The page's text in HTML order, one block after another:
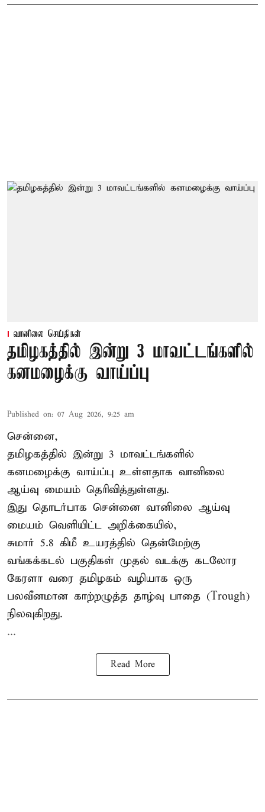
வானிலை செய்திகள்
தமிழகத்தில் இன்று 3 மாவட்டங்களில்
கனமழைக்கு வாய்ப்பு
Published on: 07 Aug 2026, 9:25 am
சென்னை,
தமிழகத்தில் இன்று 3 மாவட்டங்களில்
கனமழைக்கு வாய்ப்பு உள்ளதாக வானிலை
ஆய்வு மையம் தெரிவித்துள்ளது.
இது தொடர்பாக சென்னை வானிலை ஆய்வு
மையம் வெளியிட்ட அறிக்கையில்,
சுமார் 5.8 கிமீ உயரத்தில் தென்மேற்கு
வங்கக்கடல் பகுதிகள் முதல் வடக்கு கடலோர
கேரளா வரை தமிழகம் வழியாக ஒரு
பலவீனமான காற்றழுத்த தாழ்வு பாதை (Trough)
நிலவுகிறது.
...
Read More